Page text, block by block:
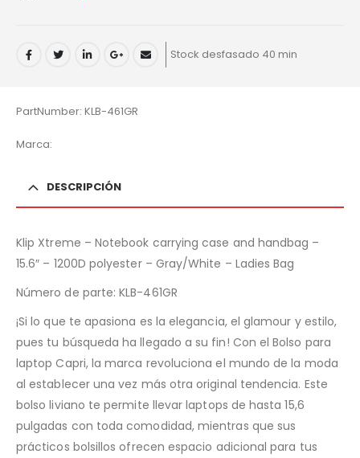
Stock desfasado 40 min
PartNumber: KLB-461GR
Marca:
DESCRIPCIÓN
Klip Xtreme – Notebook carrying case and handbag –
15.6″ – 1200D polyester – Gray/White – Ladies Bag
Número de parte:KLB-461GR
¡Si lo que te apasiona es la elegancia, el glamour y estilo,
pues tu búsqueda ha llegado a su fin! Con el Bolso para
laptop Capri, la marca revoluciona el mundo de la moda
al establecer una vez más otra original tendencia. Este
bolso liviano te permite llevar laptops de hasta 15,6
pulgadas con toda comodidad, mientras que sus
prácticos bolsillos ofrecen espacio adicional para tus